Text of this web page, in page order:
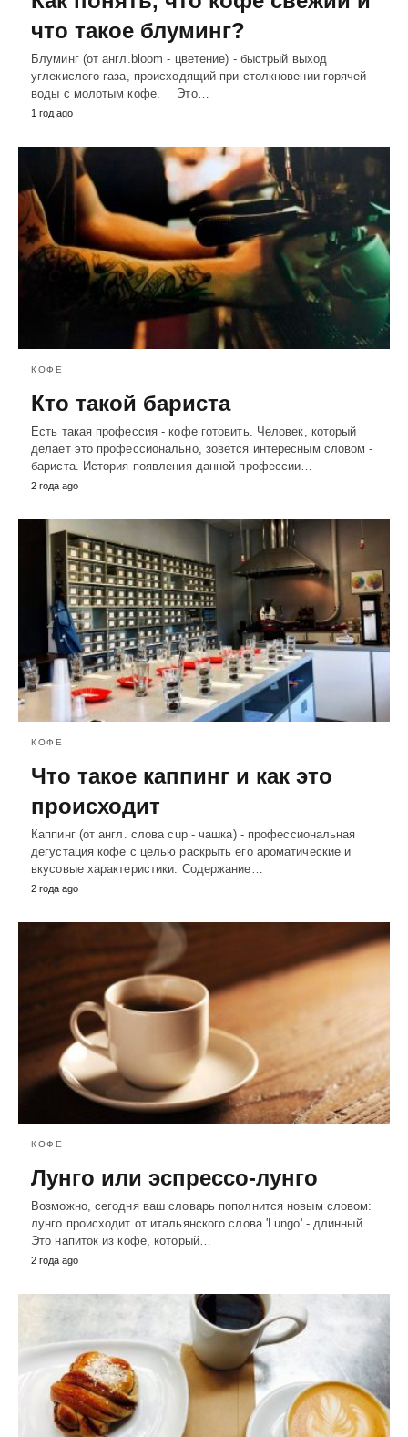
что такое блуминг?
Блуминг (от англ.bloom - цветение) - быстрый выход
углекислого газа, происходящий при столкновении горячей
воды с молотым кофе. ⠀ Это…
1 год ago
КОФЕ
Кто такой бариста
Есть такая профессия - кофе готовить. Человек, который
делает это профессионально, зовется интересным словом -
бариста. История появления данной профессии…
2 года ago
КОФЕ
Что такое каппинг и как это
происходит
Каппинг (от англ. слова cup - чашка) - профессиональная
дегустация кофе с целью раскрыть его ароматические и
вкусовые характеристики. Содержание…
2 года ago
КОФЕ
Лунго или эспрессо-лунго
Возможно, сегодня ваш словарь пополнится новым словом:
лунго происходит от итальянского слова 'Lungo' - длинный.
Это напиток из кофе, который…
2 года ago